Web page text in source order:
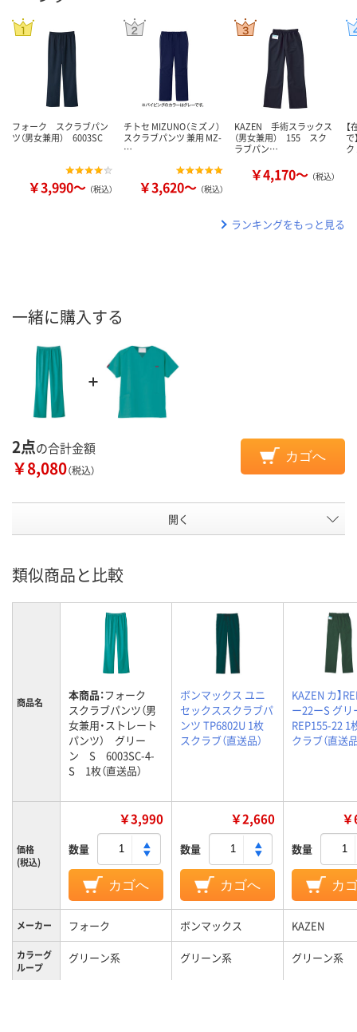
フォーク スクラブパン
ツ（男女兼用） 6003SC
￥3,990～ （税込）
チトセ MIZUNO（ミズノ）
スクラブパンツ 兼用 MZ-
…
￥3,620～ （税込）
KAZEN 手術スラックス
（男女兼用） 155 スク
ラブパン…
￥4,170～ （税込）
で
ランキングをもっと見る
一緒に購入する
2点の合計金額
￥8,080（税込）
カゴへ
開く
類似商品と比較
商品名 本商品：フォーク
スクラブパンツ（男
女兼用・ストレート
パンツ） グリー
ン S 6003SC-4-
S 1枚（直送品）
ボンマックス ユニ
セックススクラブパ
ンツ TP6802U 1枚
スクラブ（直送品）
KAZEN カ】
ー22ーS グリ
REP155-22
クラブ（直送品
価格
(税込)
￥3,990
数量
カゴへ
￥2,660
数量
カゴへ
数量
カ
メーカー フォーク ボンマックス KAZEN
カラーグ
ループ
グリーン系 グリーン系 グリーン系